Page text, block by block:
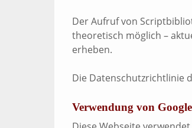
Der Aufruf von
theoretisch möglich –
erheben.
Die Datenschutzrichtlinie
Verwendung von